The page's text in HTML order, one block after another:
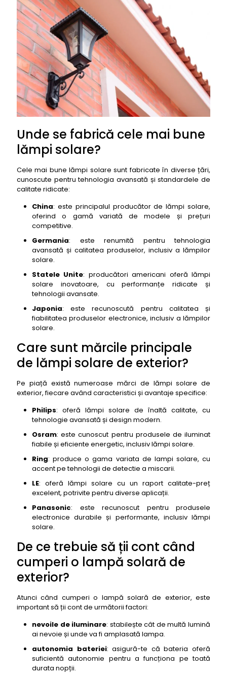
Unde se fabrică cele mai bune
lămpi solare?
Cele mai bune lămpi solare sunt fabricate în diverse țări,
cunoscute pentru tehnologia avansată și standardele de
calitate ridicate:
China: este principalul producător de lămpi solare,
oferind o gamă variată de modele și prețuri
competitive.
Germania: este renumită pentru tehnologia
avansată și calitatea produselor, inclusiv a lămpilor
solare.
Statele Unite: producători americani oferă lămpi
solare inovatoare, cu performanțe ridicate și
tehnologii avansate.
Japonia: este recunoscută pentru calitatea și
fiabilitatea produselor electronice, inclusiv a lămpilor
solare.
Care sunt mărcile principale
de lămpi solare de exterior?
Pe piață există numeroase mărci de lămpi solare de
exterior, fiecare având caracteristici și avantaje specifice:
Philips: oferă lămpi solare de înaltă calitate, cu
tehnologie avansată și design modern.
Osram: este cunoscut pentru produsele de iluminat
fiabile și eficiente energetic, inclusiv lămpi solare.
Ring: produce o gama variata de lampi solare, cu
accent pe tehnologii de detectie a miscarii.
LE: oferă lămpi solare cu un raport calitate-preț
excelent, potrivite pentru diverse aplicații.
Panasonic: este recunoscut pentru produsele
electronice durabile și performante, inclusiv lămpi
solare.
De ce trebuie să ții cont când
cumperi o lampă solară de
exterior?
Atunci când cumperi o lampă solară de exterior, este
important să ții cont de următorii factori:
nevoile de iluminare: stabilește cât de multă lumină
ai nevoie și unde va fi amplasată lampa.
autonomia bateriei: asigură-te că bateria oferă
suficientă autonomie pentru a funcționa pe toată
durata nopții.